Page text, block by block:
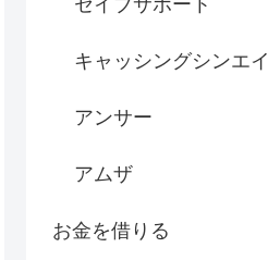
セイブサポート
キャッシングシンエイ
アンサー
アムザ
お金を借りる